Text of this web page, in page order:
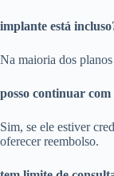
implante está
Na maioria dos
posso continuar com
Sim, se ele estiver
oferecer reembolso.